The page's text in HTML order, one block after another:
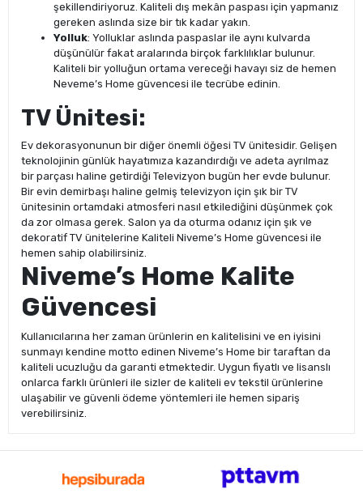
şekillendiriyoruz. Kaliteli dış mekân paspası için yapmanız
gereken aslında size bir tık kadar yakın.
Yolluk: Yolluklar aslında paspaslar ile aynı kulvarda
düşünülür fakat aralarında birçok farklılıklar bulunur.
Kaliteli bir yolluğun ortama vereceği havayı siz de hemen
Neveme’s Home güvencesi ile tecrübe edinin.
TV Ünitesi:
Ev dekorasyonunun bir diğer önemli öğesi TV ünitesidir. Gelişen
teknolojinin günlük hayatımıza kazandırdığı ve adeta ayrılmaz
bir parçası haline getirdiği Televizyon bugün her evde bulunur.
Bir evin demirbaşı haline gelmiş televizyon için şık bir TV
ünitesinin ortamdaki atmosferi nasıl etkilediğini düşünmek çok
da zor olmasa gerek. Salon ya da oturma odanız için şık ve
dekoratif TV ünitelerine Kaliteli Niveme’s Home güvencesi ile
hemen sahip olabilirsiniz.
Niveme’s Home Kalite
Güvencesi
Kullanıcılarına her zaman ürünlerin en kalitelisini ve en iyisini
sunmayı kendine motto edinen Niveme’s Home bir taraftan da
kaliteli ucuzluğu da garanti etmektedir. Uygun fiyatlı ve lisanslı
onlarca farklı ürünleri ile sizler de kaliteli ev tekstil ürünlerine
ulaşabilir ve güvenli ödeme yöntemleri ile hemen sipariş
verebilirsiniz.